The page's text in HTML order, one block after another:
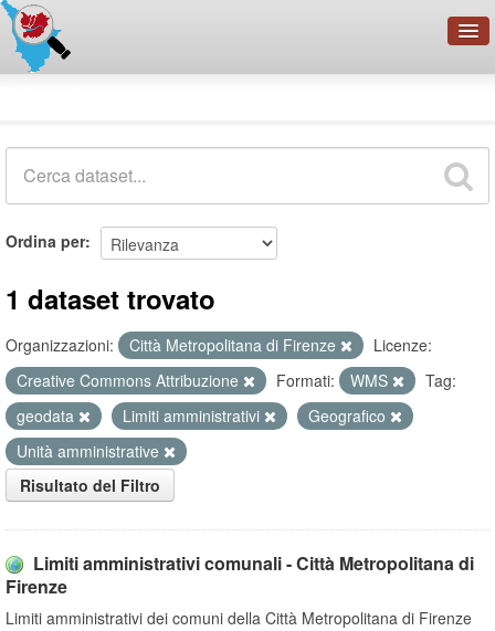
Organizzazioni
Ordina per
1 dataset trovato
Organizzazioni: Città Metropolitana di Firenze
Licenze:
Creative Commons Attribuzione
Formati: WMS
Tag:
geodata
Limiti amministrativi
Geografico
Unità amministrative
Risultato del Filtro
Limiti amministrativi comunali - Città Metropolitana di
Firenze
Limiti amministrativi dei comuni della Città Metropolitana di Firenze